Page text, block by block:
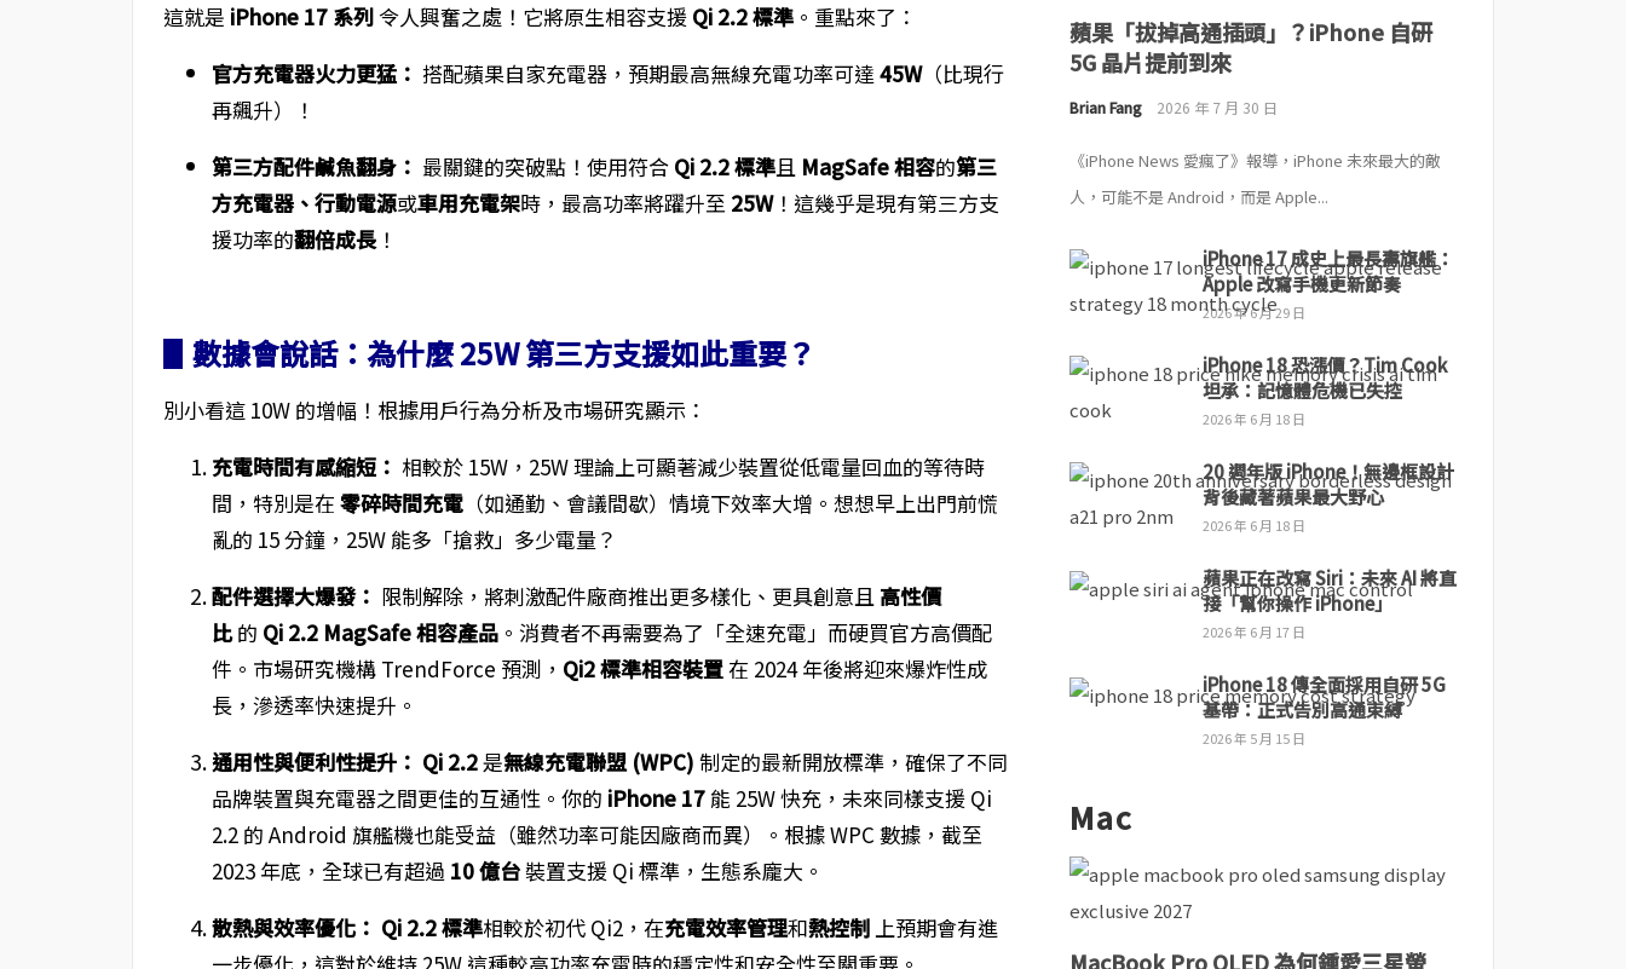
這就是 iPhone 17 系列令人興奮之處！它將原生相容支援 Qi 2.2 標準。重點來了：
官方充電器火力更猛： 搭配蘋果自家充電器，預期最高無線充電功率可達 45W（比現行
再飆升）！
第三方配件鹹魚翻身： 最關鍵的突破點！使用符合 Qi 2.2 標準且 MagSafe 相容的第三
方充電器、行動電源或車用充電架時，最高功率將躍升至 25W！這幾乎是現有第三方支
援功率的翻倍成長！
▋數據會說話：為什麼 25W 第三方支援如此重要？
別小看這 10W 的增幅！根據用戶行為分析及市場研究顯示：
充電時間有感縮短： 相較於 15W，25W 理論上可顯著減少裝置從低電量回血的等待時
間，特別是在 零碎時間充電（如通勤、會議間歇）情境下效率大增。想想早上出門前慌
亂的 15 分鐘，25W 能多「搶救」多少電量？
配件選擇大爆發： 限制解除，將刺激配件廠商推出更多樣化、更具創意且 高性價
比的 Qi 2.2 MagSafe 相容產品。消費者不再需要為了「全速充電」而硬買官方高價配
件。市場研究機構 TrendForce 預測， Qi2 標準相容裝置在 2024 年後將迎來爆炸性成
長，滲透率快速提升。
通用性與便利性提升： Qi 2.2是無線充電聯盟 (WPC) 制定的最新開放標準，確保了不同
品牌裝置與充電器之間更佳的互通性。你的 iPhone 17能 25W 快充，未來同樣支援 Qi
2.2 的 Android 旗艦機也能受益（雖然功率可能因廠商而異）。根據 WPC 數據，截至
2023 年底，全球已有超過 10 億台裝置支援 Qi 標準，生態系龐大。
散熱與效率優化： Qi 2.2 標準相較於初代 Qi2，在充電效率管理和熱控制上預期會有進
蘋果「拔掉高通插頭」？iPhone 自研
5G 晶片提前到來
Brian Fang 2026 年 7 月 30 日
《iPhone News 愛瘋了》報導，iPhone 未來最大的敵
人，可能不是 Android，而是 Apple...
iPhone 17 成史上最長壽旗艦：
Apple 改寫手機更新節奏
2026 年 6 月 29 日
iPhone 18 恐漲價？Tim Cook
坦承：記憶體危機已失控
2026 年 6 月 18 日
20 週年版 iPhone！無邊框設計
背後藏著蘋果最大野心
2026 年 6 月 18 日
蘋果正在改寫 Siri：未來 AI 將直
接「幫你操作 iPhone」
2026 年 6 月 17 日
iPhone 18 傳全面採用自研 5G
基帶：正式告別高通束縛
2026 年 5 月 15 日
Mac
MacBook Pro OLED 為何鍾愛三星螢